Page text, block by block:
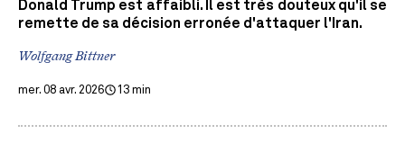
Donald Trump est affaibli. Il est très douteux qu'il se
remette de sa décision erronée d'attaquer l'Iran.
Wolfgang Bittner
mer. 08 avr. 2026 13 min